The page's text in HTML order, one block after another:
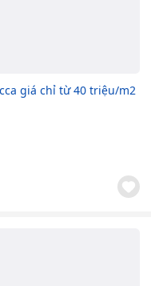
giá chỉ từ 40 triệu/m2